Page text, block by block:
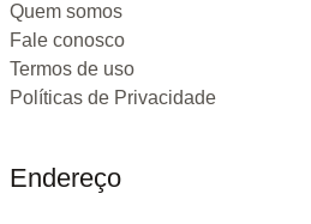
Quem somos
Fale conosco
Termos de uso
Políticas de Privacidade
Endereço